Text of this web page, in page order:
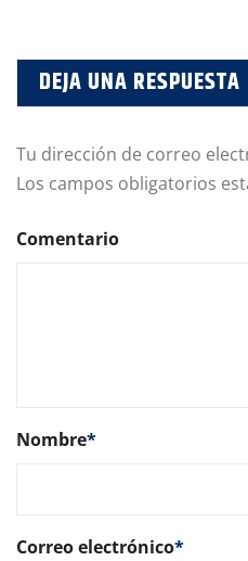
DEJA UNA RESPUESTA
Tu dirección de correo
Los campos obligatorios
Comentario
Nombre*
Correo electrónico*